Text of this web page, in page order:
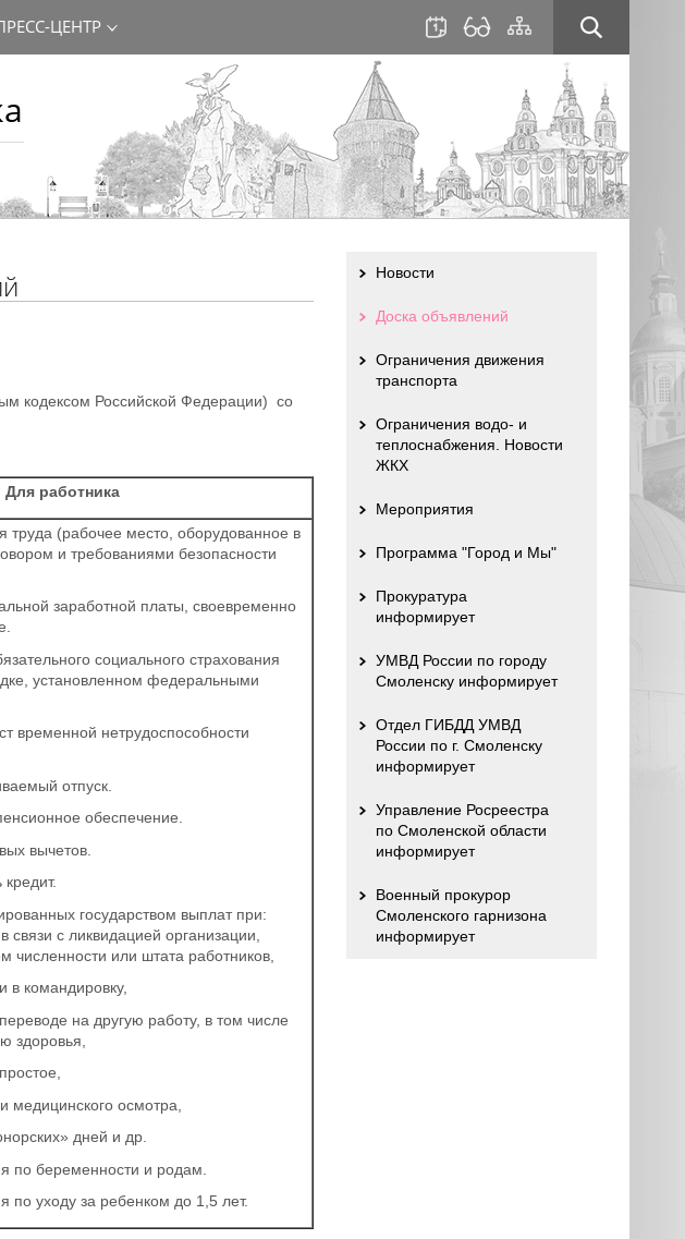
ЦЕНТР
кодексом Российской Федерации) со
Для работника
труда (рабочее место, оборудованное в
и требованиями безопасности
заработной платы, своевременно
социального страхования
установленном федеральными
временной нетрудоспособности
отпуск.
обеспечение.
вычетов.
кредит.
государством выплат при:
связи с ликвидацией организации,
численности или штата работников,
в командировку,
на другую работу, в том числе
здоровья,
медицинского осмотра,
дней и др.
по беременности и родам.
по уходу за ребенком до 1,5 лет.
Новости
Доска объявлений
Ограничения движения
транспорта
Ограничения водо- и
теплоснабжения. Новости
ЖКХ
Мероприятия
Программа "Город и Мы"
Прокуратура
информирует
УМВД России по городу
Смоленску информирует
Отдел ГИБДД УМВД
России по г. Смоленску
информирует
Управление Росреестра
по Смоленской области
информирует
Военный прокурор
Смоленского гарнизона
информирует